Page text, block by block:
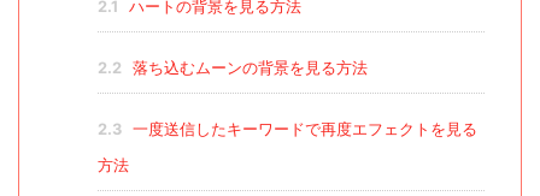
2.1 ハートの背景を見る方法
2.2 落ち込むムーンの背景を見る方法
2.3
一度送信したキーワードで再度エフェクトを見る
方法